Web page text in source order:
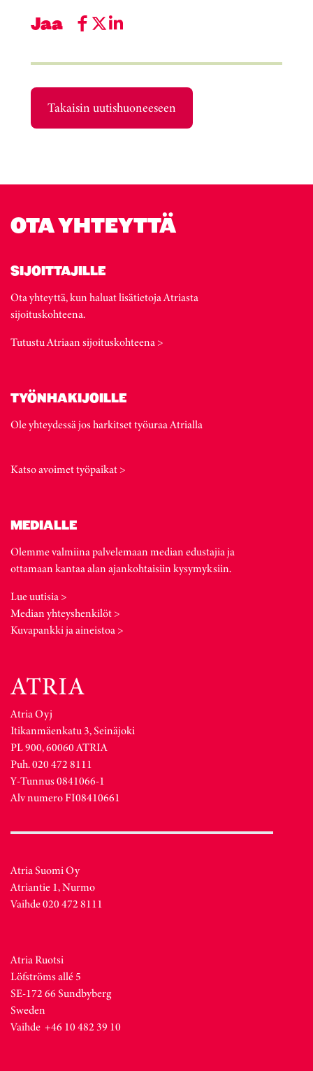
Jaa
Takaisin uutishuoneeseen
OTA YHTEYTTÄ
SIJOITTAJILLE
Ota yhteyttä, kun haluat lisätietoja Atriasta
sijoituskohteena.
Tutustu Atriaan sijoituskohteena >
TYÖNHAKIJOILLE
Ole yhteydessä jos harkitset työuraa Atrialla
Katso avoimet työpaikat >
MEDIALLE
Olemme valmiina palvelemaan median edustajia ja
ottamaan kantaa alan ajankohtaisiin kysymyksiin.
Lue uutisia >
Median yhteyshenkilöt >
Kuvapankki ja aineistoa >
Atria Oyj
Itikanmäenkatu 3, Seinäjoki
PL 900, 60060 ATRIA
Puh. 020 472 8111
Y-Tunnus 0841066-1
Alv numero FI08410661
Atria Suomi Oy
Atriantie 1, Nurmo
Vaihde 020 472 8111
Atria Ruotsi
Löfströms allé 5
SE-172 66 Sundbyberg
Sweden
Vaihde +46 10 482 39 10